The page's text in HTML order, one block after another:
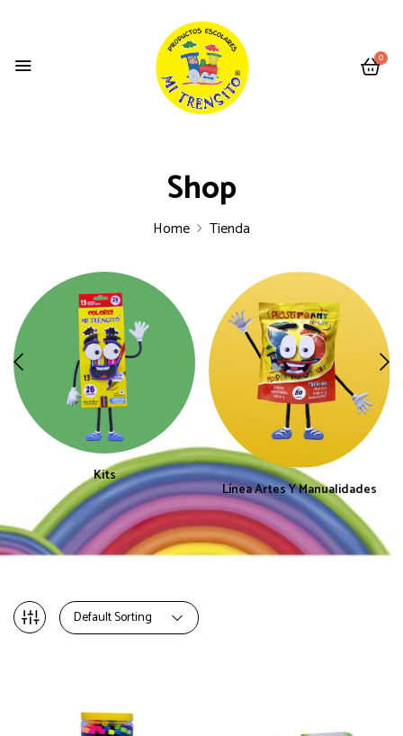
0
Shop
Home Tienda
Kits
Línea Artes Y Manualidades
Default Sorting